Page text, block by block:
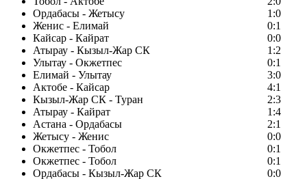
Ордабасы - Жетысу
1:0
Женис - Елимай
0:1
Кайсар - Кайрат
0:0
Атырау - Кызыл-Жар СК
1:2
Улытау - Окжетпес
0:1
Елимай - Улытау
3:0
Актобе - Кайсар
4:1
Кызыл-Жар СК - Туран
2:3
Атырау - Кайрат
1:4
Астана - Ордабасы
2:1
Жетысу - Женис
0:0
Окжетпес - Тобол
0:1
Окжетпес - Тобол
0:1
Ордабасы - Кызыл-Жар СК
0:0